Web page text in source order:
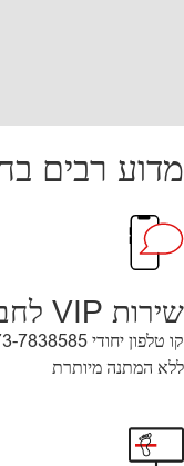
מדוע רבים
שירות VIP לחברי ביגטיים
קו טלפון יחודי 073-7838585
ללא המתנה מיותרת